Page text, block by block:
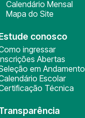
Calendário Mensal
Mapa do Site
conosco
ingressar
Abertas
em Andamento
Escolar
Técnica